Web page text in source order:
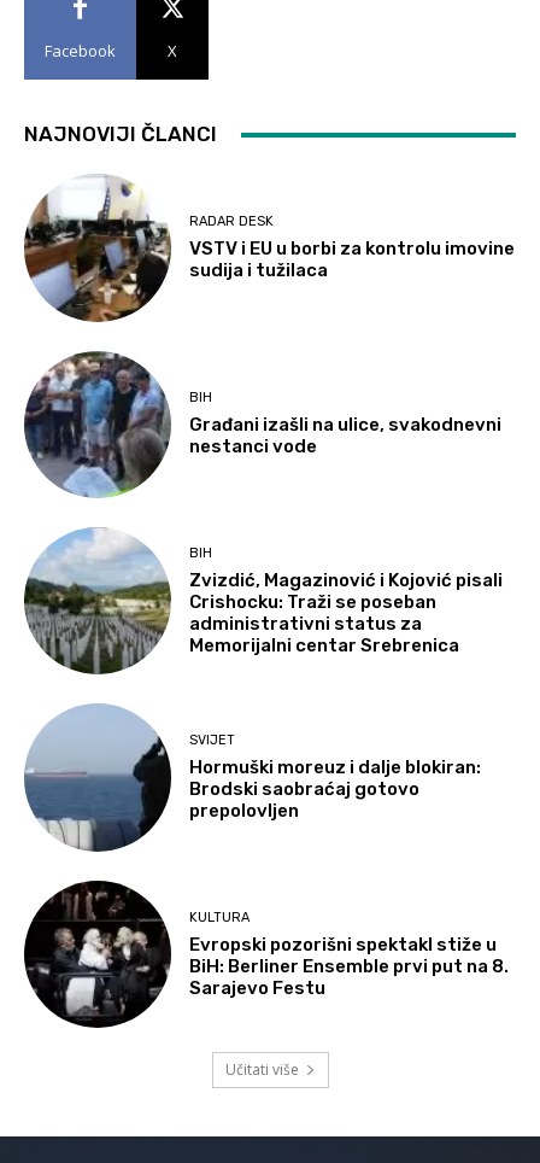
Facebook X
NAJNOVIJI ČLANCI
RADAR DESK
VSTV i EU u borbi za kontrolu imovine
sudija i tužilaca
BIH
Građani izašli na ulice, svakodnevni
nestanci vode
BIH
Zvizdić, Magazinović i Kojović pisali
Crishocku: Traži se poseban
administrativni status za
Memorijalni centar Srebrenica
SVIJET
Hormuški moreuz i dalje blokiran:
Brodski saobraćaj gotovo
prepolovljen
KULTURA
Evropski pozorišni spektakl stiže u
BiH: Berliner Ensemble prvi put na 8.
Sarajevo Festu
Učitati više